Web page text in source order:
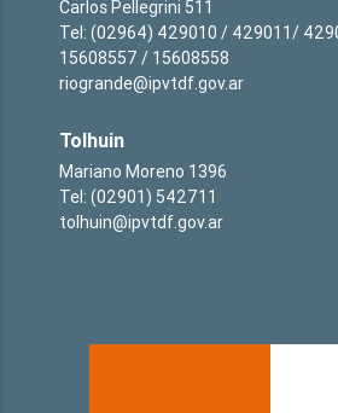
Carlos Pellegrini 511
Tel: (02964) 429010 / 429011/
15608557 / 15608558
riogrande@ipvtdf.gov.ar
Tolhuin
Mariano Moreno 1396
Tel: (02901) 542711
tolhuin@ipvtdf.gov.ar